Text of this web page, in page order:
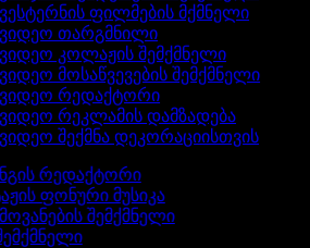
ფილმების მქმნელი
თარგმნილი
კოლაჟის შემქმნელი
მოსაწვევების შემქმნელი
რედაქტორი
რეკლამის დამზადება
შექმნა დეკორაციისთვის
რედაქტორი
ფონური მუსიკა
შემქმნელი